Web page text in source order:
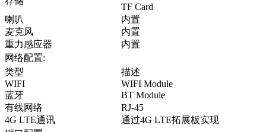
TF Card
喇叭
内置
麦克风
内置
重力感应器
内置
网络配置:
类型
描述
WIFI
WIFI Module
蓝牙
BT Module
有线网络
RJ-45
4G LTE通讯
通过4G LTE拓展板实现